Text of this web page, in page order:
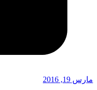
مارس 19, 2016